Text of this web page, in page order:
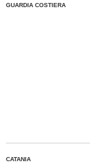
GUARDIA COSTIERA
CATANIA